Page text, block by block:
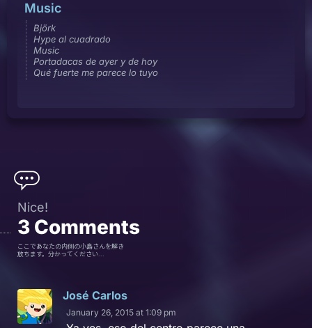
Music
Björk
Hype al cuadrado
Music
Portadacas de ayer y de hoy
Qué fuerte me parece lo tuyo
Nice!
3 Comments
ここであなたの内側の小島さんを解き
放ちます。分かってください...
José Carlos
January 26, 2015 at 1:09 pm